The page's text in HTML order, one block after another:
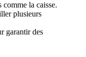
comme la caisse.
plusieurs
garantir des